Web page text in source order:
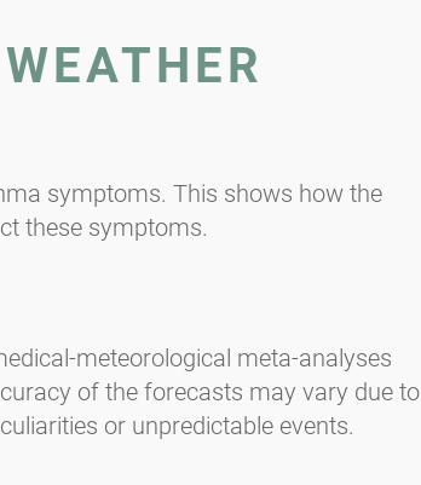
symptoms. This shows how the
these symptoms.
meteorological meta-analyses
of the forecasts may vary due to
or unpredictable events.